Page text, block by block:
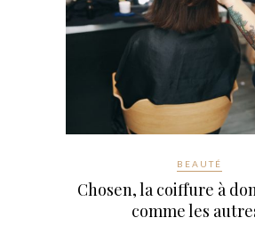
BEAUTÉ
Chosen, la coiffure à
comme les